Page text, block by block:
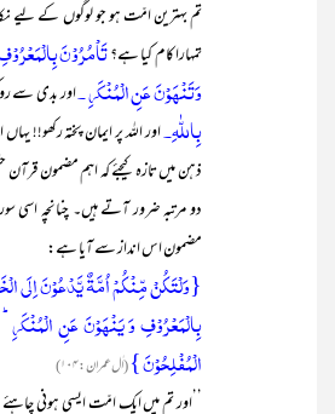
تم بہترین امّت ہو جو لوگوں کے لیے
تمہارا کام کیا ہے؟تَاْمُرُوْنَ
وَتَنْھَوْنَ عَنِ الْمُنْکَرِ ۔اور بدی سے
بِاللّٰہِ۔اور اللہ پر ایمان پختہ رکھو!!
ذہن میں تازہ کیجئے کہ اہم مضمون قرآن
دو مرتبہ ضرور آتے ہیں۔ چنانچہ اسی
مضمون اس انداز سے آیا ہے:
{وَلْتَکُنْ مِّنْکُمْ اُمَّۃٌ یَّدْعُوْنَ اِلَی
بِالْمَعْرُوْفِ وَ یَنْھَوْنَ عَنِ الْمُنْکَرِ
الْمُفْلِحُوْنَ }(اٰل عمران: ۱۰۴)
’’اور تم میں ایک امّت ایسی ہونی